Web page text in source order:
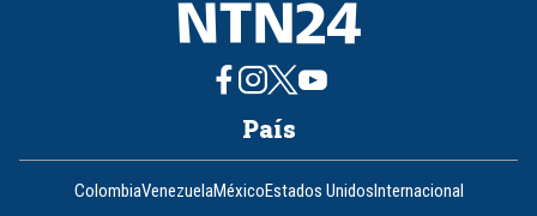
País
ColombiaVenezuelaMéxicoEstados UnidosInternacional